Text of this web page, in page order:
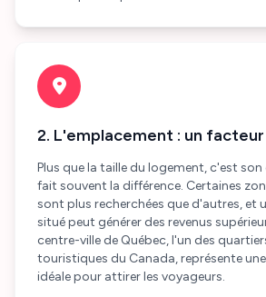
2. L'emplacement : un
Plus que la taille du logement, c'est
fait souvent la différence. Certaines
sont plus recherchées que d'autres, et
situé peut générer des revenus
centre-ville de Québec, l'un des
touristiques du Canada, représente
idéale pour attirer les voyageurs.